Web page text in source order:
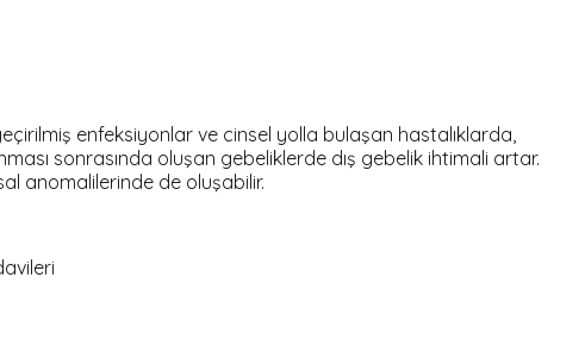
enfeksiyonlar ve cinsel yolla bulaşan hastalıklarda,
sonrasında oluşan gebeliklerde dış gebelik ihtimali artar.
anomalilerinde de oluşabilir.